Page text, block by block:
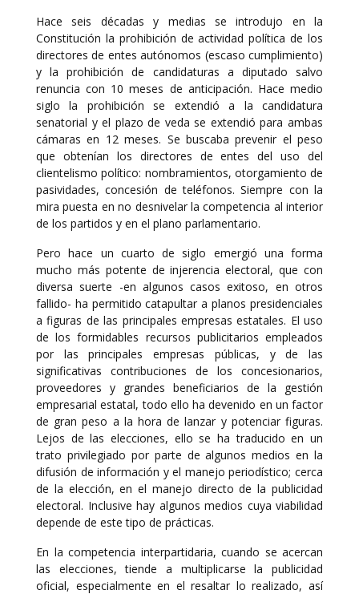
Hace seis décadas y medias se introdujo en la
Constitución la prohibición de actividad política de los
directores de entes autónomos (escaso cumplimiento)
y la prohibición de candidaturas a diputado salvo
renuncia con 10 meses de anticipación. Hace medio
siglo la prohibición se extendió a la candidatura
senatorial y el plazo de veda se extendió para ambas
cámaras en 12 meses. Se buscaba prevenir el peso
que obtenían los directores de entes del uso del
clientelismo político: nombramientos, otorgamiento de
pasividades, concesión de teléfonos. Siempre con la
mira puesta en no desnivelar la competencia al interior
de los partidos y en el plano parlamentario.
Pero hace un cuarto de siglo emergió una forma
mucho más potente de injerencia electoral, que con
diversa suerte -en algunos casos exitoso, en otros
fallido- ha permitido catapultar a planos presidenciales
a figuras de las principales empresas estatales. El uso
de los formidables recursos publicitarios empleados
por las principales empresas públicas, y de las
significativas contribuciones de los concesionarios,
proveedores y grandes beneficiarios de la gestión
empresarial estatal, todo ello ha devenido en un factor
de gran peso a la hora de lanzar y potenciar figuras.
Lejos de las elecciones, ello se ha traducido en un
trato privilegiado por parte de algunos medios en la
difusión de información y el manejo periodístico; cerca
de la elección, en el manejo directo de la publicidad
electoral. Inclusive hay algunos medios cuya viabilidad
depende de este tipo de prácticas.
En la competencia interpartidaria, cuando se acercan
las elecciones, tiende a multiplicarse la publicidad
oficial, especialmente en el resaltar lo realizado, así